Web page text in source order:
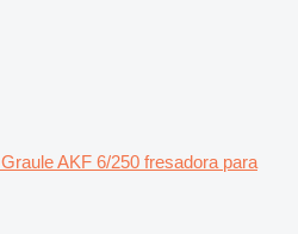
Graule AKF 6/250 fresadora para